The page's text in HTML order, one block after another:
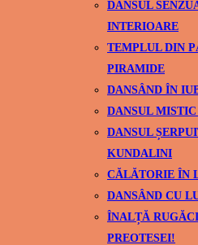
DANSUL
INTERIOARE
TEMPLUL DIN
PIRAMIDE
DANSÂND ÎN
DANSUL
DANSUL
KUNDALINI
CĂLĂTORIE ÎN
DANSÂND CU
ÎNALȚĂ
PREOTESEI!